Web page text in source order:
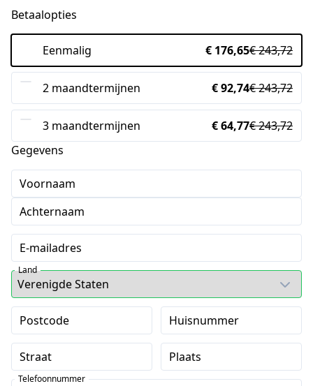
Betaalopties
Eenmalig € 176,65€ 243,72
2 maandtermijnen € 92,74€ 243,72
3 maandtermijnen € 64,77€ 243,72
Gegevens
Voornaam
Achternaam
E-mailadres
Land
Postcode Huisnummer
Straat Plaats
Telefoonnummer